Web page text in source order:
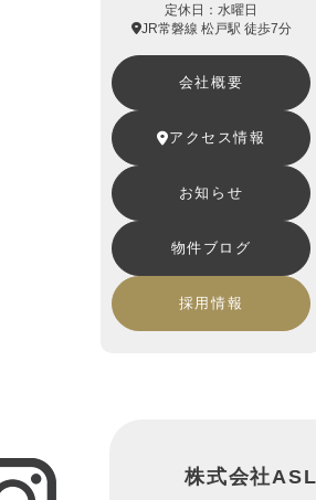
定休日：水曜日
JR常磐線 松戸駅 徒歩7分
会社概要
アクセス情報
お知らせ
物件ブログ
採用情報
株式会社